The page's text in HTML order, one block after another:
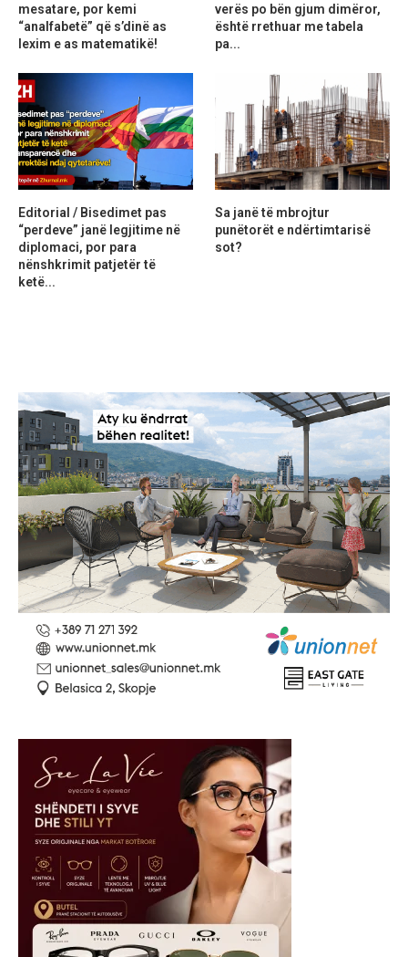
mesatare, por kemi
“analfabetë” që s’dinë as
lexim e as matematikë!
verës po bën gjum dimëror,
është rrethuar me tabela
pa...
Editorial / Bisedimet pas
“perdeve” janë legjitime në
diplomaci, por para
nënshkrimit patjetër të
ketë...
Sa janë të mbrojtur
punëtorët e ndërtimtarisë
sot?